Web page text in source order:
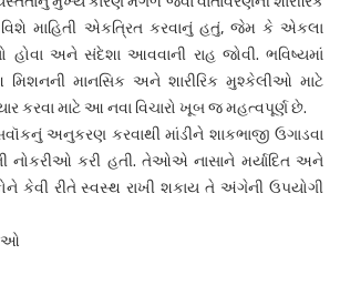
માહિતી એકત્રિત કરવાનું હતું, જેમ કે એકલા
હોવા અને સંદેશા આવવાની રાહ જોવી. ભવિષ્યમાં
મિશનની માનસિક અને શારીરિક મુશ્કેલીઓ માટે
કરવા માટે આ નવા વિચારો ખૂબ જ મહત્વપૂર્ણ છે.
અનુકરણ કરવાથી માંડીને શાકભાજી ઉગાડવા
નોકરીઓ કરી હતી. તેઓએ નાસાને મર્યાદિત અને
કેવી રીતે સ્વસ્થ રાખી શકાય તે અંગેની ઉપયોગી